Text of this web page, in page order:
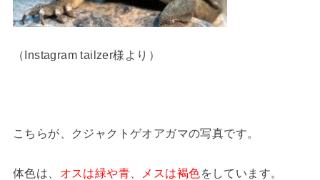
（Instagram tailzer様より）
こちらが、クジャクトゲオアガマの写真です。
体色は、 オスは緑や青、メスは褐色をしています。